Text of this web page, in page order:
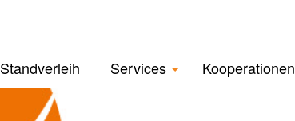
Standverleih Services Kooperationen